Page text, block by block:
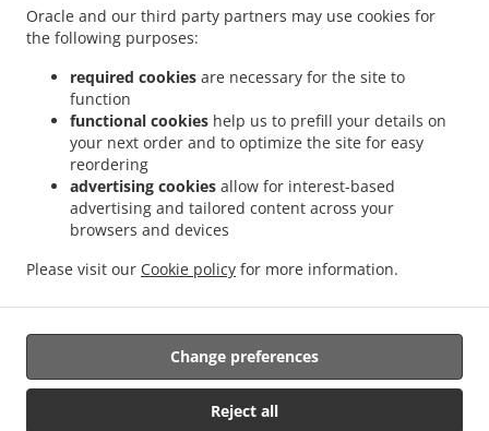
Oracle and our third party partners may use cookies for
the following purposes:
required cookies are necessary for the site to
function
functional cookies help us to prefill your details on
your next order and to optimize the site for easy
reordering
advertising cookies allow for interest-based
advertising and tailored content across your
browsers and devices
Please visit our Cookie policy for more information.
Reject all
Change preferences
pristatymo paslauga Pykaičiai
Pica virtuvės maisto pristatymo paslauga Payžnys
Pica virtuvės maisto pristatymo paslauga Payžnio kaimas
Pajėrubynis . Pica virtuvės maisto pristatymo paslauga Jokūbaičiai, Šilalės sen.
virtuvės maisto pristatymo paslauga Džiaugėnai
. Pica virtuvės maisto pristatymo
paslauga Šarkai . Pica virtuvės maisto pristatymo paslauga Jakaičiai . Pica virtuvės
maisto pristatymo paslauga Driežai
. Pica virtuvės maisto pristatymo paslauga Girininkai .
pristatymo paslauga Kiaukai . Pica virtuvės maisto pristatymo paslauga Pailgotis
. Greitas maistas virtuvės maisto pristatymo paslauga .
pristatymas
Palaikoma:
FoodBooking | support@startfoodbooking.com |